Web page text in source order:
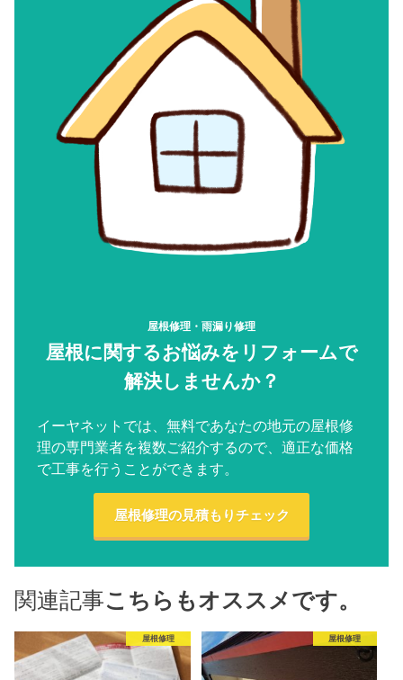
屋根修理・雨漏り修理
屋根に関するお悩みをリフォームで
解決しませんか？
イーヤネットでは、無料であなたの地元の屋根修
理の専門業者を複数ご紹介するので、適正な価格
で工事を行うことができます。
屋根修理の見積もりチェック
関連記事こちらもオススメです。
屋根修理 屋根修理